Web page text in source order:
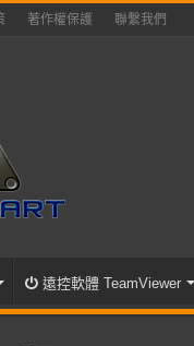
著作權保護 聯繫我們
遠控軟體 TeamViewer